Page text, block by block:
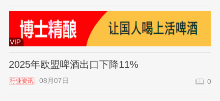
VIP
2025年欧盟啤酒出口下降11%
行业资讯 08月07日 0